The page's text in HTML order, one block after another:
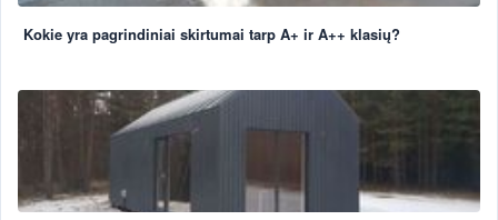
Kokie yra pagrindiniai skirtumai tarp A+ ir A++ klasių?